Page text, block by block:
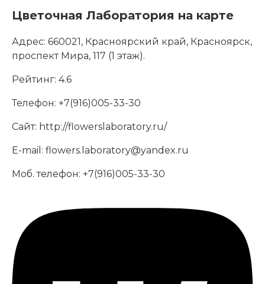
Цветочная Лаборатория на карте
Адрес: 660021, Красноярский край, Красноярск,
проспект Мира, 117 (1 этаж).
Рейтинг: 4.6
Телефон: +7(916)005-33-30
Сайт: http://flowerslaboratory.ru/
E-mail: flowers.laboratory@yandex.ru
Моб. телефон: +7(916)005-33-30